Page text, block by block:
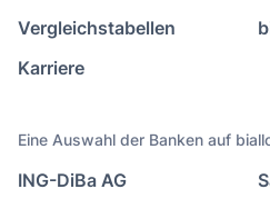
Vergleichstabellen
Karriere
Eine Auswahl der Banken auf
ING-DiBa AG